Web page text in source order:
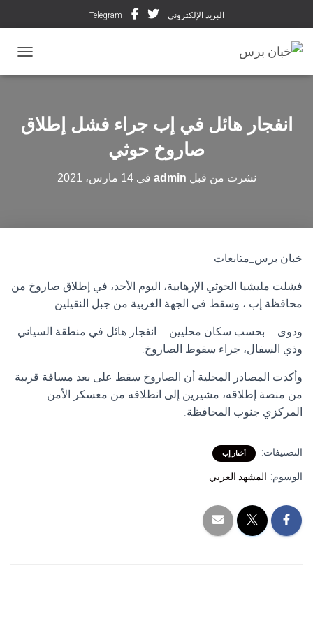
البريد الإلكتروني Telegram
انفجار هائل في إب جراء فشل إطلاق
صاروخ حوثي
نشرت من قبل admin في14 مارس، 2021
خبان برس_متابعات
فشلت مليشيا الحوثي الإرهابية، اليوم الأحد، في إطلاق صاروخ من
محافظة إب ، وسقط في الجهة الغربية من جبل النقيلين.
ودوى – بحسب سكان محليين – انفجار هائل في منطقة السياني
وذي السفال، جراء سقوط الصاروخ.
وأكدت المصادر المحلية أن الصاروخ سقط على بعد مسافة قريبة
من منصة إطلاقه، مشيرين إلى انطلاقه من معسكر الأمن
المركزي جنوب المحافظة.
التصنيفات: أخبار إب
الوسوم: المشهد العربي